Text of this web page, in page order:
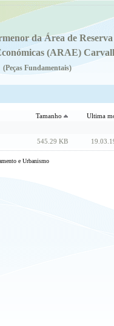
da Área de Reserva
(ARAE)
(Peças Fundamentais)
Tamanho
Ultima
545.29 KB
e Urbanismo